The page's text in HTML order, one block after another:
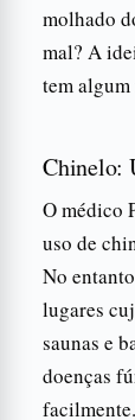
molhado
mal? A
tem
Chinelo:
O médico
uso de
No
lugares
saunas e
doenças
facilmente.